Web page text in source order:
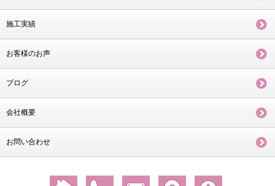
施工実績
お客様のお声
ブログ
会社概要
お問い合わせ